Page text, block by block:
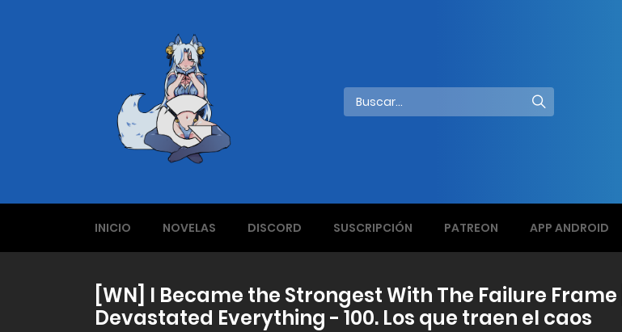
INICIO NOVELAS DISCORD SUSCRIPCIÓN PATREON APP ANDROID
[WN] I Became the Strongest With The Failure
Devastated Everything - 100. Los que traen el caos